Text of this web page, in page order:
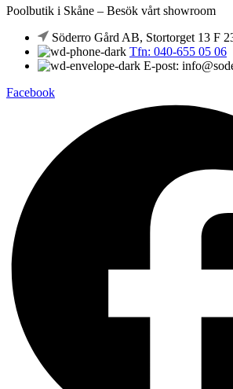
Poolbutik i Skåne – Besök vårt showroom
Söderro Gård AB, Stortorget 13 F
Tfn: 040-655 05 06
E-post:
Facebook